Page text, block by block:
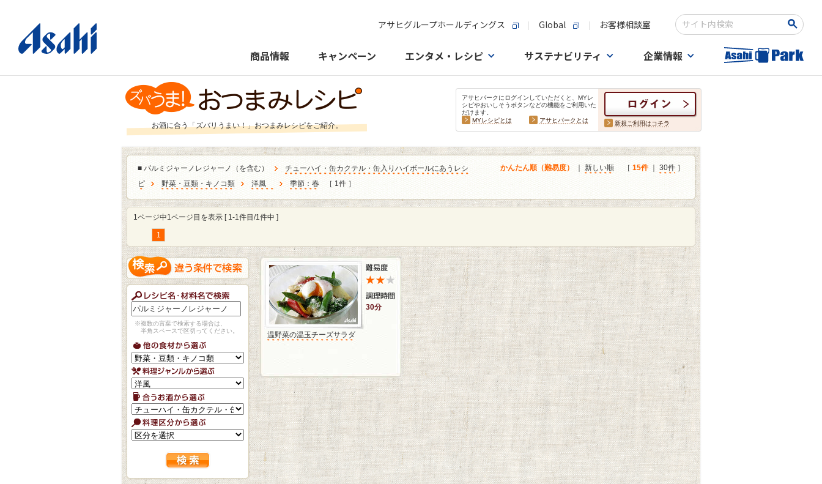
アサヒグループホールディングス Global お客様相談室
検索キーワード入力
商品情報 キャンペーン エンタメ・レシピ サステナビリティ 企業情報
お酒に合う「ズバリうまい！」おつまみレシピをご紹介。
アサヒパークにログインしていただくと、MYレ
シピやおいしそうボタンなどの機能をご利用いた
だけます。
MYレシピとは
アサヒパークとは 新規ご利用はコチラ
■ パルミジャーノレジャーノ（を含む）
チューハイ・缶カクテル・缶入りハイボールにあうレシ
ピ
野菜・豆類・キノコ類 洋風 季節：春 ［ 1件 ］
かんたん順（難易度） 新しい順 ［ 15件｜ 30件 ］
1ページ中1ページ目を表示 [ 1-1件目/1件中 ]
1
※複数の言葉で検索する場合は、
半角スペースで区切ってください。
30分
温野菜の温玉チーズサラダ